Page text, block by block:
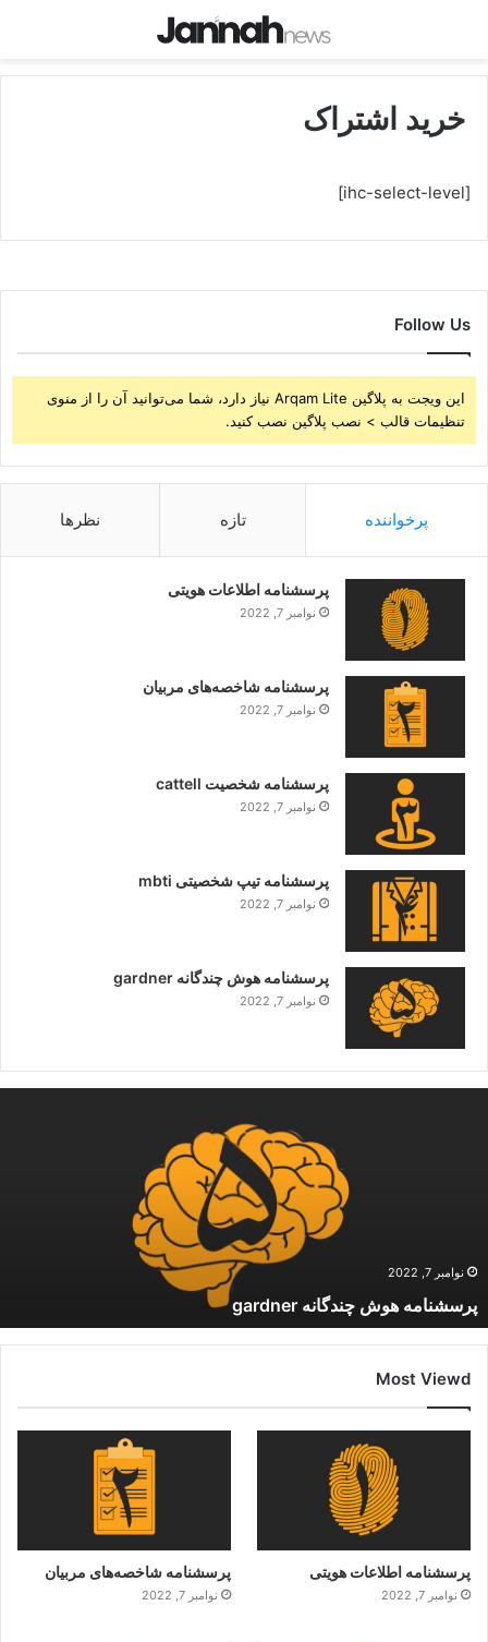
خرید اشتراک
[ihc-select-level]
Follow Us
این ویجت به پلاگین Arqam Lite نیاز دارد، شما می‌توانید آن را از منوی
تنظیمات قالب > نصب پلاگین نصب کنید.
پرخواننده تازه نظرها
پرسشنامه اطلاعات هویتی
نوامبر 7, 2022
پرسشنامه شاخصه‌های مربیان
نوامبر 7, 2022
پرسشنامه شخصیت cattell
نوامبر 7, 2022
پرسشنامه تیپ شخصیتی mbti
نوامبر 7, 2022
پرسشنامه هوش چندگانه gardner
نوامبر 7, 2022
نوامبر 7, 2022
پرسشنامه هوش چندگانه gardner
Most Viewd
پرسشنامه اطلاعات هویتی
نوامبر 7, 2022
پرسشنامه شاخصه‌های مربیان
نوامبر 7, 2022